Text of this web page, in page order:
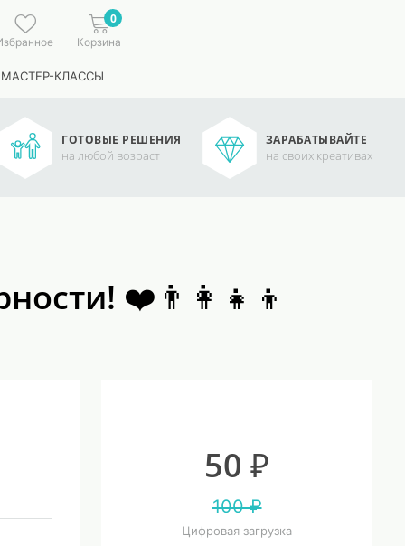
0
Корзина
КЛАССЫ
ГОТОВЫЕ РЕШЕНИЯ
на любой возраст
ЗАРАБАТЫВАЙТЕ
на своих креативах
❤️👨‍👩‍👧‍👦
50 ₽
100 ₽
Цифровая загрузка